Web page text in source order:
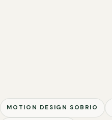
MOTION DESIGN SOBRIO